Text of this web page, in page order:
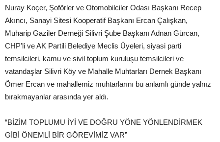
Nuray Koçer, Şoförler ve Otomobilciler Odası Başkanı Recep
Akıncı, Sanayi Sitesi Kooperatif Başkanı Ercan Çalışkan,
Muharip Gaziler Derneği Silivri Şube Başkanı Adnan Gürcan,
CHP'li ve AK Partili Belediye Meclis Üyeleri, siyasi parti
temsilcileri, kamu ve sivil toplum kuruluşu temsilcileri ve
vatandaşlar Silivri Köy ve Mahalle Muhtarları Dernek Başkanı
Ömer Ercan ve mahallemiz muhtarlarını bu anlamlı günde yalnız
bırakmayanlar arasında yer aldı.
“BİZİM TOPLUMU İYİ VE DOĞRU YÖNE YÖNLENDİRMEK
GİBİ ÖNEMLİ BİR GÖREVİMİZ VAR”